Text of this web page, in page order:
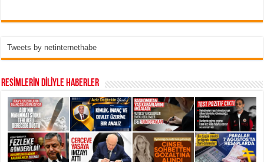
Tweets by netinternethabe
RESİMLERİN DİLİYLE HABERLER